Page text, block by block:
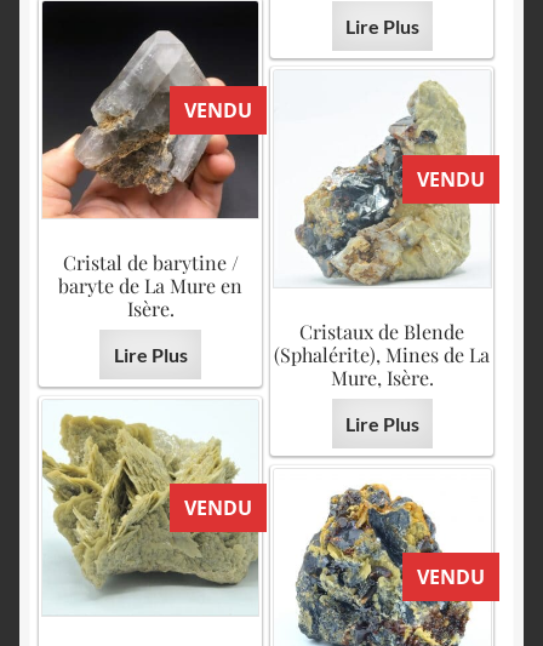
Lire Plus
VENDU
Cristal de barytine /
baryte de La Mure en
Isère.
Lire Plus
VENDU
Cristaux de Blende
(Sphalérite), Mines de La
Mure, Isère.
Lire Plus
VENDU
VENDU